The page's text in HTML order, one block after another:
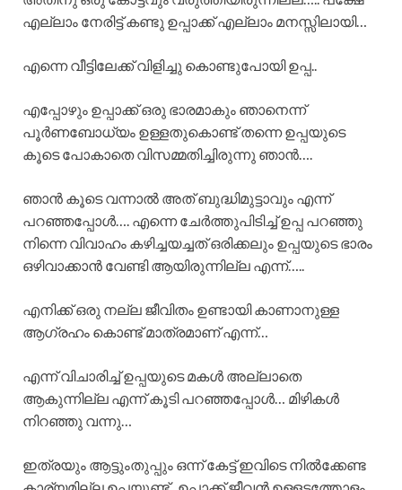
എല്ലാം നേരിട്ട് കണ്ടു ഉപ്പാക്ക് എല്ലാം മനസ്സിലായി…
എന്നെ വീട്ടിലേക്ക് വിളിച്ചു കൊണ്ടുപോയി ഉപ്പ..
എപ്പോഴും ഉപ്പാക്ക് ഒരു ഭാരമാകും ഞാനെന്ന്
പൂർണബോധ്യം ഉള്ളതുകൊണ്ട് തന്നെ ഉപ്പയുടെ
കൂടെ പോകാതെ വിസമ്മതിച്ചിരുന്നു ഞാൻ….
ഞാൻ കൂടെ വന്നാൽ അത് ബുദ്ധിമുട്ടാവും എന്ന്
പറഞ്ഞപ്പോൾ…. എന്നെ ചേർത്തുപിടിച്ച് ഉപ്പ പറഞ്ഞു
നിന്നെ വിവാഹം കഴിച്ചയച്ചത് ഒരിക്കലും ഉപ്പയുടെ ഭാരം
ഒഴിവാക്കാൻ വേണ്ടി ആയിരുന്നില്ല എന്ന്…..
എനിക്ക് ഒരു നല്ല ജീവിതം ഉണ്ടായി കാണാനുള്ള
ആഗ്രഹം കൊണ്ട് മാത്രമാണ് എന്ന്…
എന്ന് വിചാരിച്ച് ഉപ്പയുടെ മകൾ അല്ലാതെ
ആകുന്നില്ല എന്ന് കൂടി പറഞ്ഞപ്പോൾ… മിഴികൾ
നിറഞ്ഞു വന്നു…
ഇത്രയും ആട്ടുംതുപ്പും ഒന്ന് കേട്ട് ഇവിടെ നിൽക്കേണ്ട